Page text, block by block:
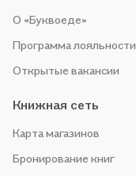
О «Буквоеде»
Программа лояльности
Открытые вакансии
Книжная сеть
Карта магазинов
Бронирование книг